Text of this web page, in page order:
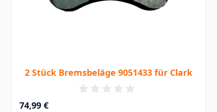
2 Stück Bremsbeläge 9051433 für Clark
74,99 €